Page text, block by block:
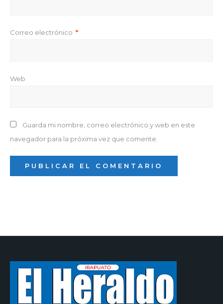
Correo electrónico *
Web
Guarda mi nombre, correo electrónico y web en este
navegador para la próxima vez que comente.